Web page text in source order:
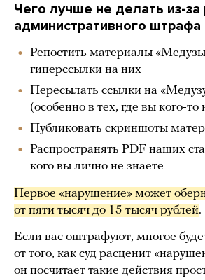
Чего лучше не делать из-за
административного штрафа
Репостить материалы
гиперссылки на них
Пересылать ссылки на
(особенно в тех, где вы кого-то
Публиковать скриншоты
Распространять PDF наших
кого вы лично не знаете
Первое «нарушение» может
от пяти тысяч до 15 тысяч рублей.
Если вас оштрафуют, многое
от того, как суд расценит
он посчитает такие действия